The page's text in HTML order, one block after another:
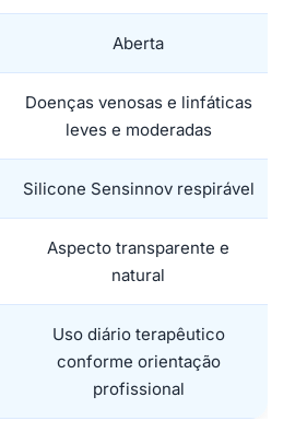
Aberta
Doenças venosas e linfáticas
leves e moderadas
Silicone Sensinnov respirável
Aspecto transparente e
natural
Uso diário terapêutico
conforme orientação
profissional